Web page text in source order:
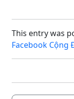
design là một lợi
Bao lương: $1100 –
This entry was
Facebook Cộng